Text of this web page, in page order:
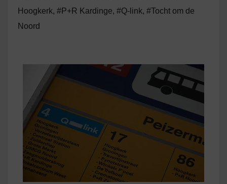
Hoogkerk, #P+R Kardinge, #Q-link, #Tocht om de
Noord